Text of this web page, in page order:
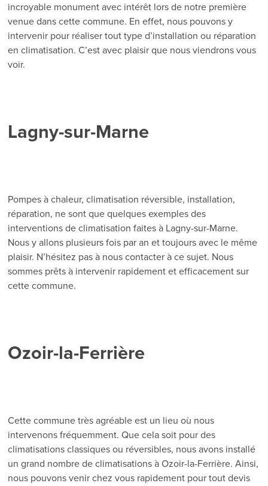
incroyable monument avec intérêt lors de notre première
venue dans cette commune. En effet, nous pouvons y
intervenir pour réaliser tout type d’installation ou réparation
en climatisation. C’est avec plaisir que nous viendrons vous
voir.
Lagny-sur-Marne
Pompes à chaleur, climatisation réversible, installation,
réparation, ne sont que quelques exemples des
interventions de climatisation faites à Lagny-sur-Marne.
Nous y allons plusieurs fois par an et toujours avec le même
plaisir. N’hésitez pas à nous contacter à ce sujet. Nous
sommes prêts à intervenir rapidement et efficacement sur
cette commune.
Ozoir-la-Ferrière
Cette commune très agréable est un lieu où nous
intervenons fréquemment. Que cela soit pour des
climatisations classiques ou réversibles, nous avons installé
un grand nombre de climatisations à Ozoir-la-Ferrière. Ainsi,
nous pouvons venir chez vous rapidement pour tout devis